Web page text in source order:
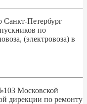
Санкт-Петербург
по
(электровоза) в
Московской
дирекции по ремонту